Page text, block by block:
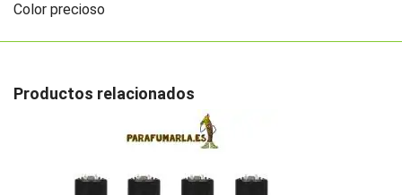
Color precioso
Productos relacionados